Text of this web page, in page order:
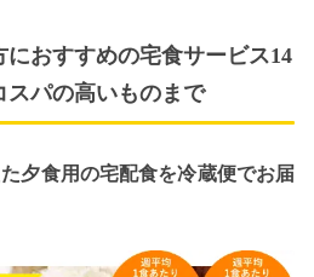
おすすめの宅食サービス14
パの高いものまで
夕食用の宅配食を冷蔵便でお届